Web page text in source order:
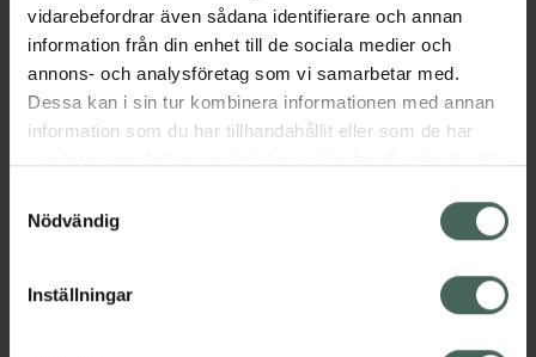
vidarebefordrar även sådana identifierare och annan
information från din enhet till de sociala medier och
annons- och analysföretag som vi samarbetar med.
Dessa kan i sin tur kombinera informationen med annan
information som du har tillhandahållit eller som de har
återkalla ditt samtycke via webbplatsens
cookieinställningar. Ett återkallat samtycke påverkar inte
lagligheten av behandling som skett innan återkallelsen.
Nödvändig
Inställningar
Läs alltid bipacksedeln innan
användning.
EAN:07046260639263
Visa